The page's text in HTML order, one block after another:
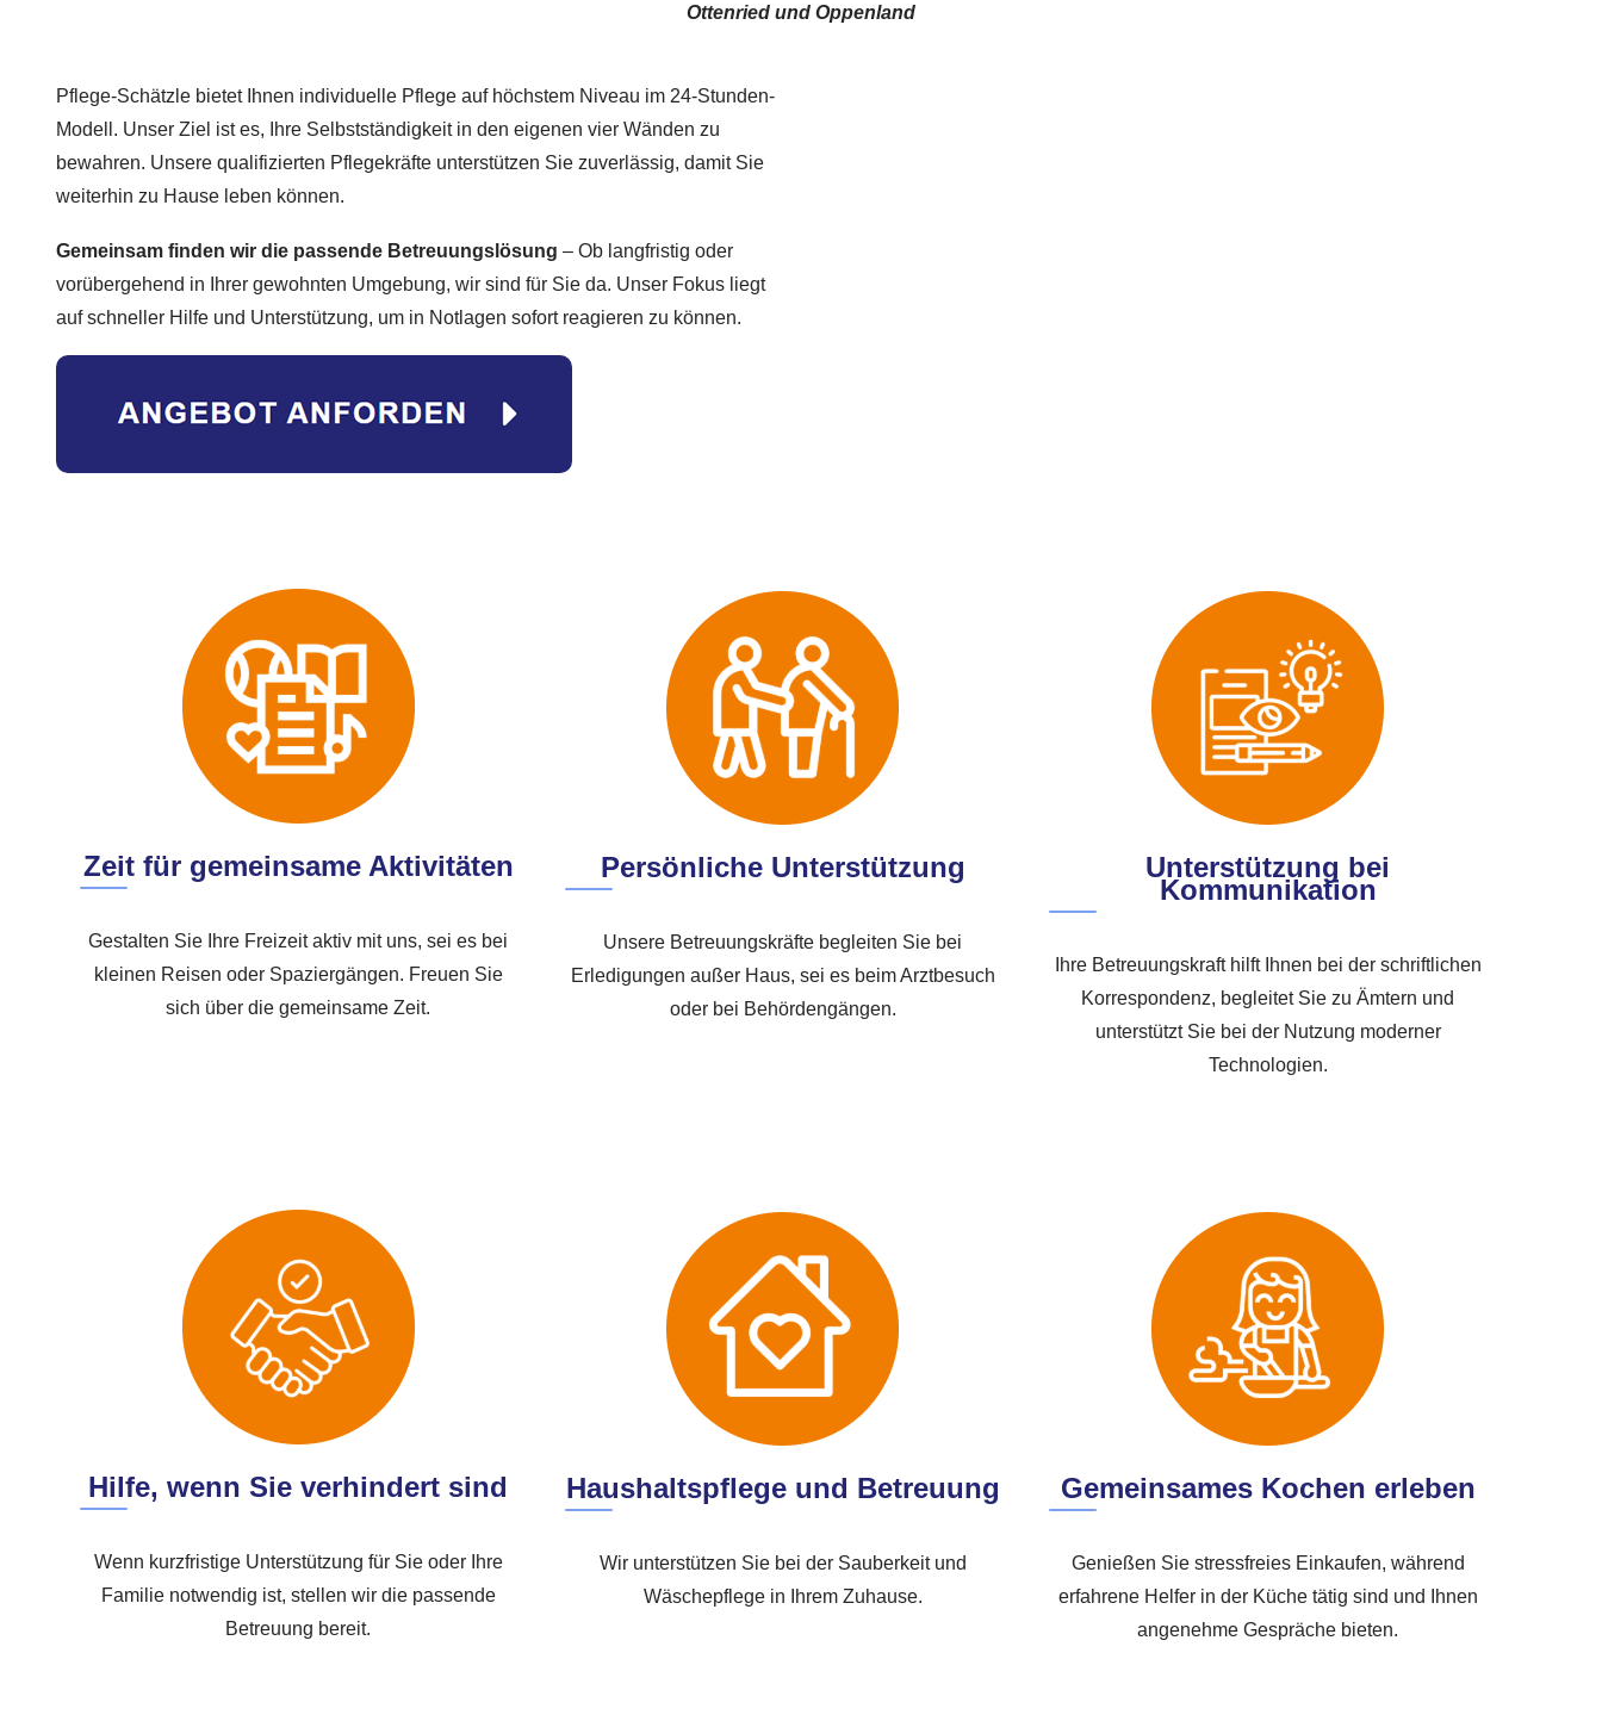
Ottenried und Oppenland
Pflege-Schätzle bietet Ihnen individuelle Pflege auf höchstem Niveau im 24-Stunden-
Modell. Unser Ziel ist es, Ihre Selbstständigkeit in den eigenen vier Wänden zu
bewahren. Unsere qualifizierten Pflegekräfte unterstützen Sie zuverlässig, damit Sie
weiterhin zu Hause leben können.
Gemeinsam finden wir die passende Betreuungslösung – Ob langfristig oder
vorübergehend in Ihrer gewohnten Umgebung, wir sind für Sie da. Unser Fokus liegt
auf schneller Hilfe und Unterstützung, um in Notlagen sofort reagieren zu können.
Zeit für gemeinsame Aktivitäten
Gestalten Sie Ihre Freizeit aktiv mit uns, sei es bei
kleinen Reisen oder Spaziergängen. Freuen Sie
sich über die gemeinsame Zeit.
Persönliche Unterstützung
Unsere Betreuungskräfte begleiten Sie bei
Erledigungen außer Haus, sei es beim Arztbesuch
oder bei Behördengängen.
Unterstützung bei
Kommunikation
Ihre Betreuungskraft hilft Ihnen bei der schriftlichen
Korrespondenz, begleitet Sie zu Ämtern und
unterstützt Sie bei der Nutzung moderner
Technologien.
Hilfe, wenn Sie verhindert sind
Wenn kurzfristige Unterstützung für Sie oder Ihre
Familie notwendig ist, stellen wir die passende
Betreuung bereit.
Haushaltspflege und Betreuung
Wir unterstützen Sie bei der Sauberkeit und
Wäschepflege in Ihrem Zuhause.
Gemeinsames Kochen erleben
Genießen Sie stressfreies Einkaufen, während
erfahrene Helfer in der Küche tätig sind und Ihnen
angenehme Gespräche bieten.